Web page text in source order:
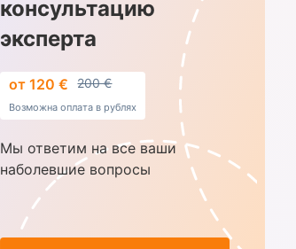
консультацию
эксперта
от 120 € 200 €
Возможна оплата в рублях
Мы ответим на все ваши
наболевшие вопросы